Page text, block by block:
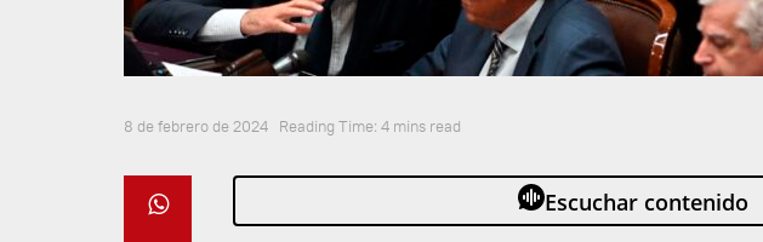
8 de febrero de 2024 Reading Time: 4 mins read
Escuchar contenido